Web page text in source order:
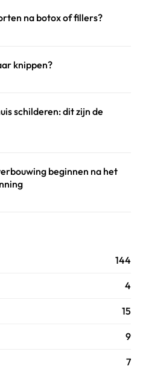
na botox of fillers?
knippen?
schilderen: dit zijn de
beginnen na het
144
4
15
9
7